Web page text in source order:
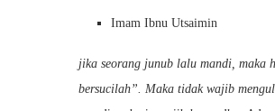
Imam Ibnu Utsaimin
jika seorang junub lalu mandi, maka
bersucilah”. Maka tidak wajib